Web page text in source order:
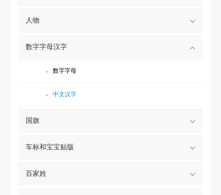
人物
数字字母汉字
数字字母
中文汉字
国旗
车标和宝宝贴版
百家姓